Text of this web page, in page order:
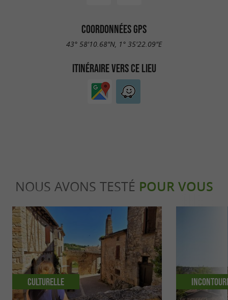
COORDONNÉES GPS
43° 58'10.68"N, 1° 35'22.09"E
ITINÉRAIRE VERS CE LIEU
NOUS AVONS TESTÉ POUR VOUS
Culturelle